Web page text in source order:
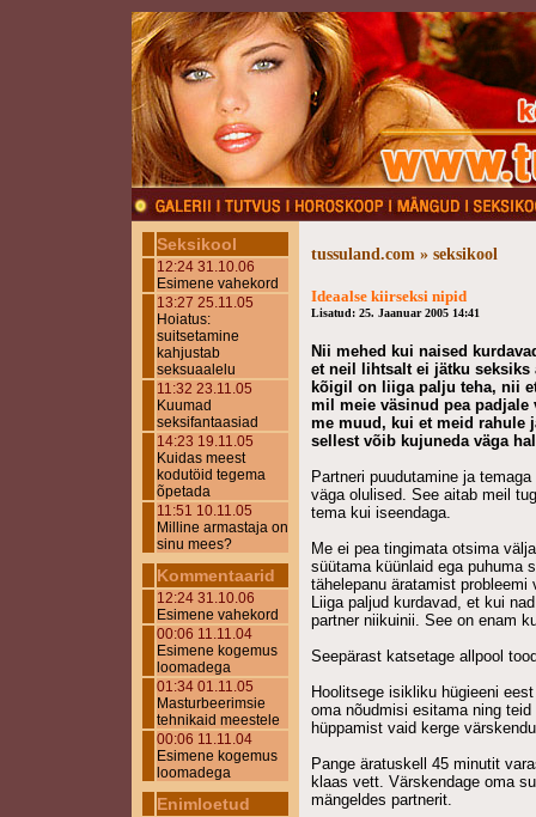
Seksikool
12:24 31.10.06
Esimene vahekord
13:27 25.11.05
Hoiatus:
suitsetamine
kahjustab
seksuaalelu
11:32 23.11.05
Kuumad
seksifantaasiad
14:23 19.11.05
Kuidas meest
kodutöid tegema
õpetada
11:51 10.11.05
Milline armastaja on
sinu mees?
Kommentaarid
12:24 31.10.06
Esimene vahekord
00:06 11.11.04
Esimene kogemus
loomadega
01:34 01.11.05
Masturbeerimsie
tehnikaid meestele
00:06 11.11.04
Esimene kogemus
loomadega
Enimloetud
tussuland.com » seksikool
Ideaalse kiirseksi nipid
Lisatud: 25. Jaanuar 2005 14:41
Nii mehed kui naised
et neil lihtsalt ei jätku seksiks
kõigil on liiga palju teha, nii
mil meie väsinud pea padjale
me muud, kui et meid rahule
sellest võib kujuneda väga
Partneri puudutamine ja
väga olulised. See aitab meil
tema kui iseendaga.
Me ei pea tingimata otsima
süütama küünlaid ega puhuma
tähelepanu äratamist probleemi
Liiga paljud kurdavad, et kui
partner niikuinii. See on enam
Seepärast katsetage allpool
Hoolitsege isikliku hügieeni
oma nõudmisi esitama ning
hüppamist vaid kerge
Pange äratuskell 45 minutit
klaas vett. Värskendage oma
mängeldes partnerit.